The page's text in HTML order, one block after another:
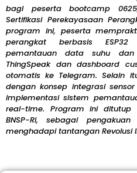
bagi peserta bootcamp
Sertifikasi Perekayasaan
program ini, peserta
perangkat berbasis
pemantauan data suhu dan
ThingSpeak dan dashboard
otomatis ke Telegram. Selain
dengan konsep integrasi
implementasi sistem
real-time. Program ini ditutup
BNSP-RI, sebagai
menghadapi tantangan Revolusi